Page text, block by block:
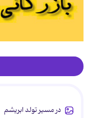
در مسیر تولد ابریشم